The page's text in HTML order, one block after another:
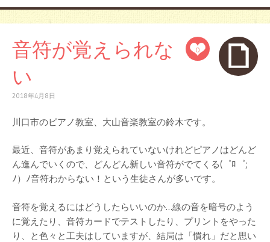
0
音符が覚えられな
い
2018年4月8日
川口市のピアノ教室、大山音楽教室の鈴木です。
最近、音符があまり覚えられていないけれどピアノはどんど
ん進んでいくので、どんどん新しい音符がでてくる(゜ﾛ゜;
ﾉ）ﾉ音符わからない！という生徒さんが多いです。
音符を覚えるにはどうしたらいいのか…線の音を暗号のよう
に覚えたり、音符カードでテストしたり、プリントをやった
り、と色々と工夫はしていますが、結局は「慣れ」だと思い